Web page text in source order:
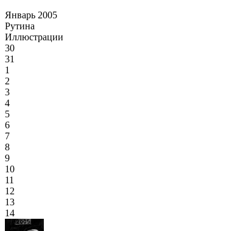
Январь 2005
Рутина
Иллюстрации
30
31
1
2
3
4
5
6
7
8
9
10
11
12
13
14